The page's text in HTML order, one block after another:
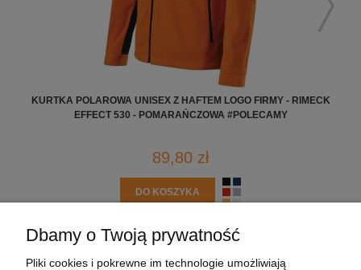
KURTKA POLAROWA UNISEX Z HAFTEM LOGO FIRMY - RIMECK
EFFECT 530 - POMARAŃCZOWA #POLECAMY
89,80 zł
DO KOSZYKA
Dbamy o Twoją prywatność
Pliki cookies i pokrewne im technologie umożliwiają